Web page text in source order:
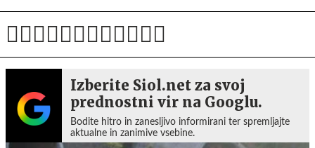
Izberite Siol.net za svoj
prednostni vir na Googlu.
Bodite hitro in zanesljivo informirani ter spremljajte
aktualne in zanimive vsebine.